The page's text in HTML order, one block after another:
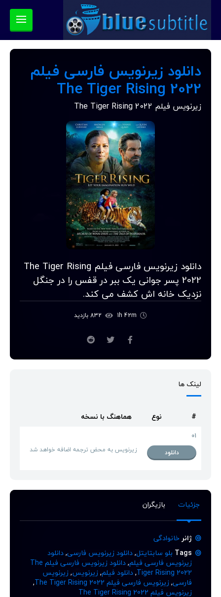
دانلود زیرنویس فارسی فیلم
The Tiger Rising 2022
زیرنویس فیلم The Tiger Rising 2022
دانلود زیرنویس فارسی فیلم The Tiger Rising
2022 پسر جوانی یک ببر در قفس را در جنگل
نزدیک خانه اش کشف می کند.
لینک ها
# نوع هماهنگ با نسخه
01
دانلود
زیرنویس به محض ترجمه اضافه خواهد شد
جزئیات بازیگران
ژانرخانوادگی
Tags بلو سابتایتل,دانلود زیرنویس فارسی,دانلود
زیرنویس فارسی فیلم,
دانلود زیرنویس فارسی فیلم The
Tiger Rising 2022
,دانلود فیلم,زیرنویس,زیرنویس
فارسی,زیرنویس فارسی فیلم The Tiger Rising 2022
,
زیرنویس فیلم The Tiger Rising 2022